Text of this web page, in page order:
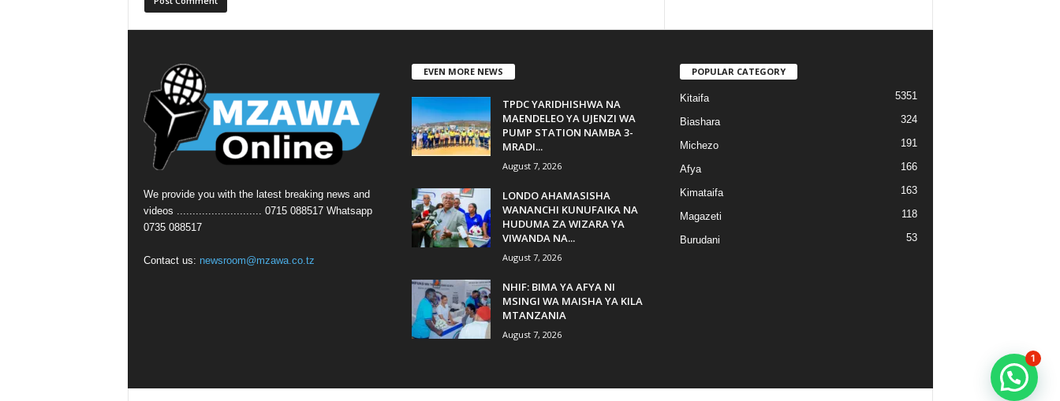
We provide you with the latest breaking news and
videos ........................... 0715 088517 Whatsapp
0735 088517
Contact us: newsroom@mzawa.co.tz
EVEN MORE NEWS
TPDC YARIDHISHWA NA
MAENDELEO YA UJENZI WA
PUMP STATION NAMBA 3-
MRADI...
August 7, 2026
LONDO AHAMASISHA
WANANCHI KUNUFAIKA NA
HUDUMA ZA WIZARA YA
VIWANDA NA...
August 7, 2026
NHIF: BIMA YA AFYA NI
MSINGI WA MAISHA YA KILA
MTANZANIA
August 7, 2026
POPULAR CATEGORY
Kitaifa 5351
Biashara 324
Michezo 191
Afya 166
Kimataifa 163
Magazeti 118
Burudani 53
1